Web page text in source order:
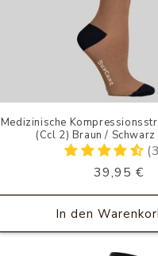
Medizinische
(Ccl 2) Braun /
Normaler
Preis
39,95 €
In den